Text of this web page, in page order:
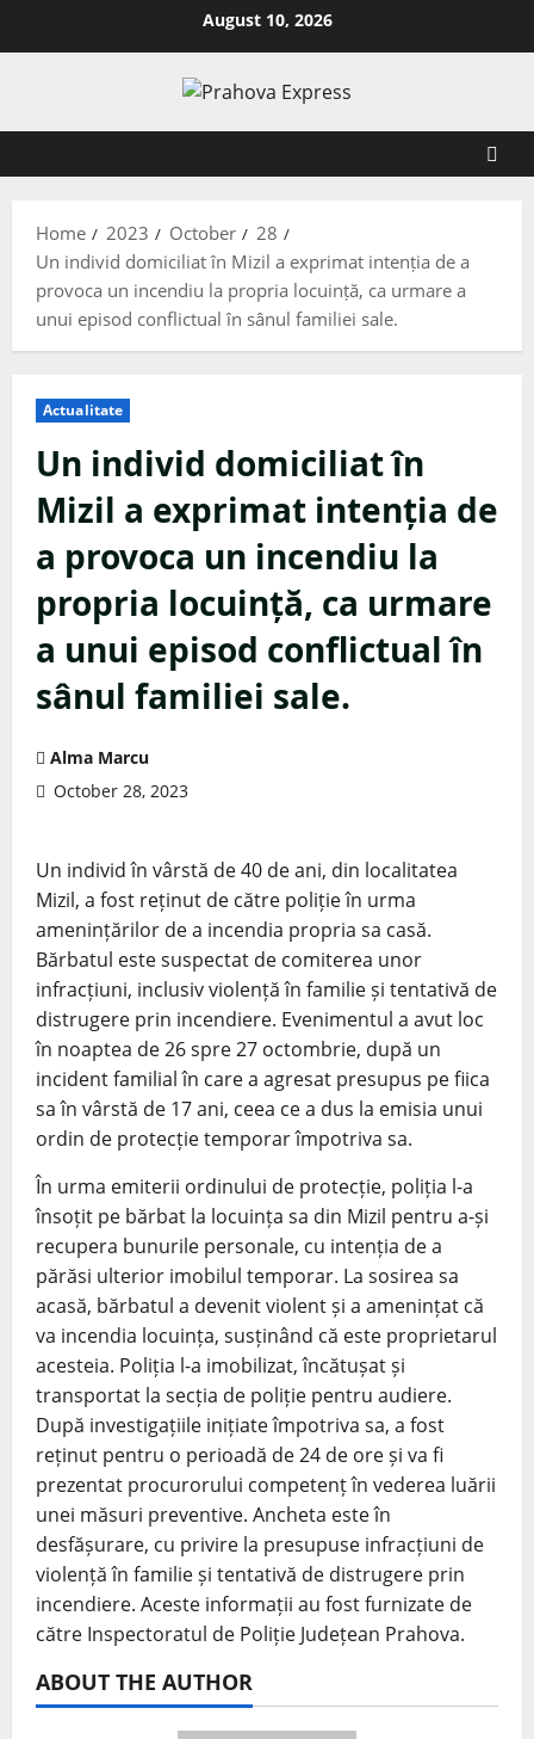
August 10, 2026
Home 2023 October
28
Un individ domiciliat în Mizil a exprimat intenția de a
provoca un incendiu la propria locuință, ca urmare a
unui episod conflictual în sânul familiei sale.
Actualitate
Un individ domiciliat în
Mizil a exprimat intenția de
a provoca un incendiu la
propria locuință, ca urmare
a unui episod conflictual în
sânul familiei sale.
Alma Marcu
October 28, 2023
Un individ în vârstă de 40 de ani, din localitatea
Mizil, a fost reținut de către poliție în urma
amenințărilor de a incendia propria sa casă.
Bărbatul este suspectat de comiterea unor
infracțiuni, inclusiv violență în familie și tentativă de
distrugere prin incendiere. Evenimentul a avut loc
în noaptea de 26 spre 27 octombrie, după un
incident familial în care a agresat presupus pe fiica
sa în vârstă de 17 ani, ceea ce a dus la emisia unui
ordin de protecție temporar împotriva sa.
În urma emiterii ordinului de protecție, poliția l-a
însoțit pe bărbat la locuința sa din Mizil pentru a-și
recupera bunurile personale, cu intenția de a
părăsi ulterior imobilul temporar. La sosirea sa
acasă, bărbatul a devenit violent și a amenințat că
va incendia locuința, susținând că este proprietarul
acesteia. Poliția l-a imobilizat, încătușat și
transportat la secția de poliție pentru audiere.
După investigațiile inițiate împotriva sa, a fost
reținut pentru o perioadă de 24 de ore și va fi
prezentat procurorului competenț în vederea luării
unei măsuri preventive. Ancheta este în
desfășurare, cu privire la presupuse infracțiuni de
violență în familie și tentativă de distrugere prin
incendiere. Aceste informații au fost furnizate de
către Inspectoratul de Poliție Județean Prahova.
ABOUT THE AUTHOR